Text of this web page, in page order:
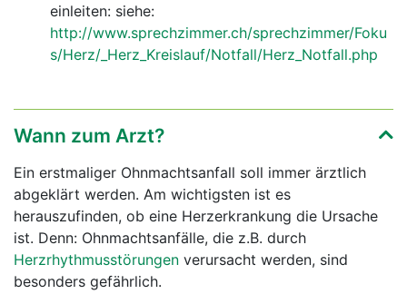
einleiten: siehe:
http://www.sprechzimmer.ch/sprechzimmer/Foku
s/Herz/_Herz_Kreislauf/Notfall/Herz_Notfall.php
Wann zum Arzt?
Ein erstmaliger Ohnmachtsanfall soll immer ärztlich
abgeklärt werden. Am wichtigsten ist es
herauszufinden, ob eine Herzerkrankung die Ursache
ist. Denn: Ohnmachtsanfälle, die z.B. durch
Herzrhythmusstörungen verursacht werden, sind
besonders gefährlich.